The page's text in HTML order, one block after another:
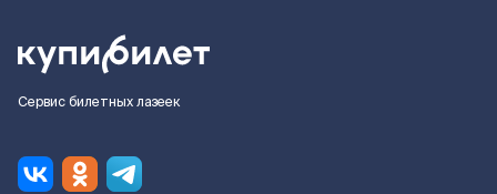
Сервис билетных лазеек